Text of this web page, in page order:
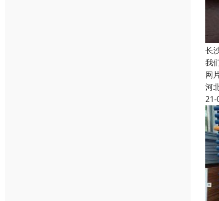
长
我
网
河
21-